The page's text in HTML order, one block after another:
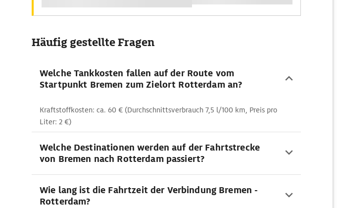
Häufig gestellte Fragen
Welche Tankkosten fallen auf der Route vom
Startpunkt Bremen zum Zielort Rotterdam an?
Kraftstoffkosten: ca. 60 € (Durchschnittsverbrauch 7,5 l/100 km, Preis pro
Liter: 2 €)
Welche Destinationen werden auf der Fahrtstrecke
von Bremen nach Rotterdam passiert?
Wie lang ist die Fahrtzeit der Verbindung Bremen -
Rotterdam?